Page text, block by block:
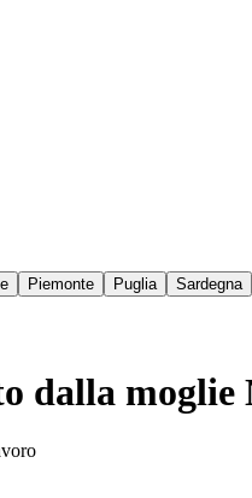
Piemonte Puglia Sardegna
dalla moglie